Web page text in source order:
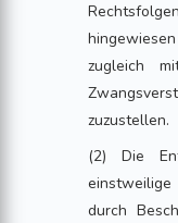
zugleich
zuzustellen.
(2) Die
durch